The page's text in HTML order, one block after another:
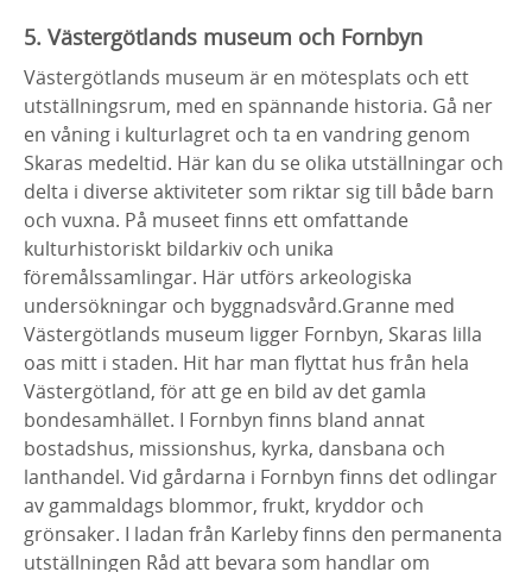
5. Västergötlands museum och Fornbyn
Västergötlands museum är en mötesplats och ett
utställningsrum, med en spännande historia. Gå ner
en våning i kulturlagret och ta en vandring genom
Skaras medeltid. Här kan du se olika utställningar och
delta i diverse aktiviteter som riktar sig till både barn
och vuxna. På museet finns ett omfattande
kulturhistoriskt bildarkiv och unika
föremålssamlingar. Här utförs arkeologiska
undersökningar och byggnadsvård.Granne med
Västergötlands museum ligger Fornbyn, Skaras lilla
oas mitt i staden. Hit har man flyttat hus från hela
Västergötland, för att ge en bild av det gamla
bondesamhället. I Fornbyn finns bland annat
bostadshus, missionshus, kyrka, dansbana och
lanthandel. Vid gårdarna i Fornbyn finns det odlingar
av gammaldags blommor, frukt, kryddor och
grönsaker. I ladan från Karleby finns den permanenta
utställningen Råd att bevara som handlar om